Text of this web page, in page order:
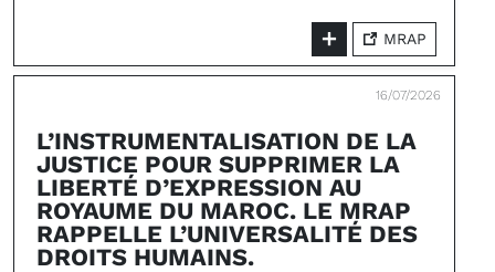
MRAP
16/07/2026
L’INSTRUMENTALISATION DE LA
JUSTICE POUR SUPPRIMER LA
LIBERTÉ D’EXPRESSION AU
ROYAUME DU MAROC. LE MRAP
RAPPELLE L’UNIVERSALITÉ DES
DROITS HUMAINS.